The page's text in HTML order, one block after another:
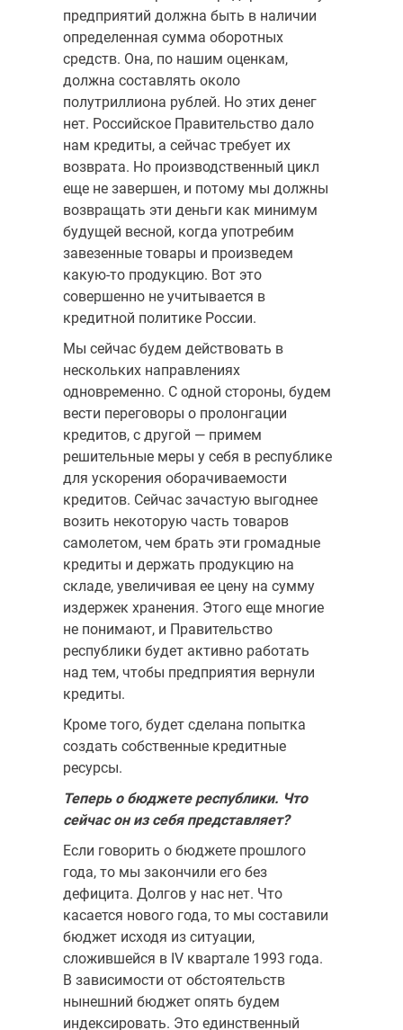
предприятий должна быть в наличии
определенная сумма оборотных
средств. Она, по нашим оценкам,
должна составлять около
полутриллиона рублей. Но этих денег
нет. Российское Правительство дало
нам кредиты, а сейчас требует их
возврата. Но производственный цикл
еще не завершен, и потому мы должны
возвращать эти деньги как минимум
будущей весной, когда употребим
завезенные товары и произведем
какую-то продукцию. Вот это
совершенно не учитывается в
кредитной политике России.
Мы сейчас будем действовать в
нескольких направлениях
одновременно. С одной стороны, будем
вести переговоры о пролонгации
кредитов, с другой — примем
решительные меры у себя в республике
для ускорения оборачиваемости
кредитов. Сейчас зачастую выгоднее
возить некоторую часть товаров
самолетом, чем брать эти громадные
кредиты и держать продукцию на
складе, увеличивая ее цену на сумму
издержек хранения. Этого еще многие
не понимают, и Правительство
республики будет активно работать
над тем, чтобы предприятия вернули
кредиты.
Кроме того, будет сделана попытка
создать собственные кредитные
ресурсы.
Теперь о бюджете республики. Что
сейчас он из себя представляет?
Если говорить о бюджете прошлого
года, то мы закончили его без
дефицита. Долгов у нас нет. Что
касается нового года, то мы составили
бюджет исходя из ситуации,
сложившейся в IV квартале 1993 года.
В зависимости от обстоятельств
нынешний бюджет опять будем
индексировать. Это единственный